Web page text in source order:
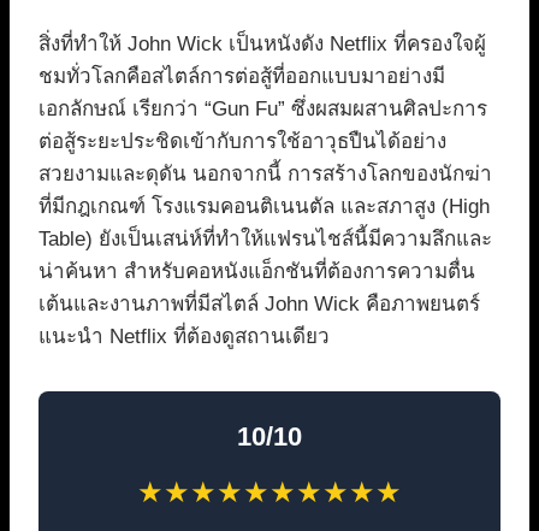
สิ่งที่ทำให้ John Wick เป็นหนังดัง Netflix ที่ครองใจผู้
ชมทั่วโลกคือสไตล์การต่อสู้ที่ออกแบบมาอย่างมี
เอกลักษณ์ เรียกว่า “Gun Fu” ซึ่งผสมผสานศิลปะการ
ต่อสู้ระยะประชิดเข้ากับการใช้อาวุธปืนได้อย่าง
สวยงามและดุดัน นอกจากนี้ การสร้างโลกของนักฆ่า
ที่มีกฎเกณฑ์ โรงแรมคอนติเนนตัล และสภาสูง (High
Table) ยังเป็นเสน่ห์ที่ทำให้แฟรนไชส์นี้มีความลึกและ
น่าค้นหา สำหรับคอหนังแอ็กชันที่ต้องการความตื่น
เต้นและงานภาพที่มีสไตล์ John Wick คือภาพยนตร์
แนะนำ Netflix ที่ต้องดูสถานเดียว
10/10
★★★★★★★★★★